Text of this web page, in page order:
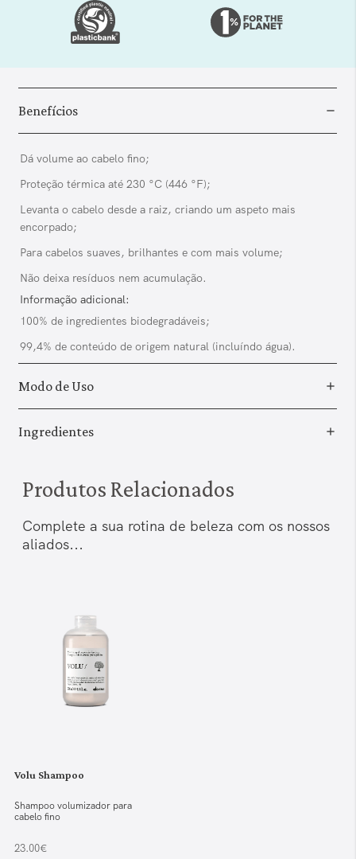
Benefícios
Dá volume ao cabelo fino;
Proteção térmica até 230 °C (446 °F);
Levanta o cabelo desde a raiz, criando um aspeto mais
encorpado;
Para cabelos suaves, brilhantes e com mais volume;
Não deixa resíduos nem acumulação.
Informação adicional:
100% de ingredientes biodegradáveis;
99,4% de conteúdo de origem natural (incluíndo água).
Modo de Uso
Ingredientes
Produtos Relacionados
Complete a sua rotina de beleza com os nossos
aliados...
Volu Shampoo
Shampoo volumizador para
cabelo fino
23.00€